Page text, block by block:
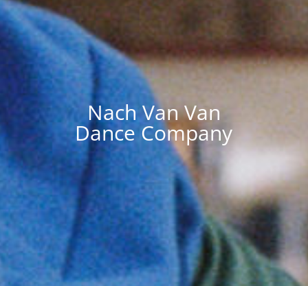
Nach Van Van
Dance Company